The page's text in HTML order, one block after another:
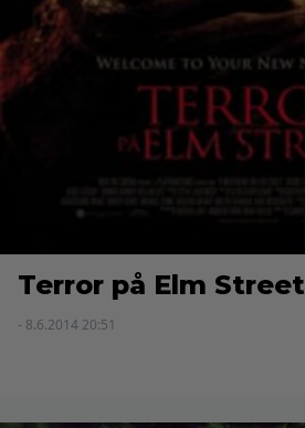
Terror på Elm Street
- 8.6.2014 20:51